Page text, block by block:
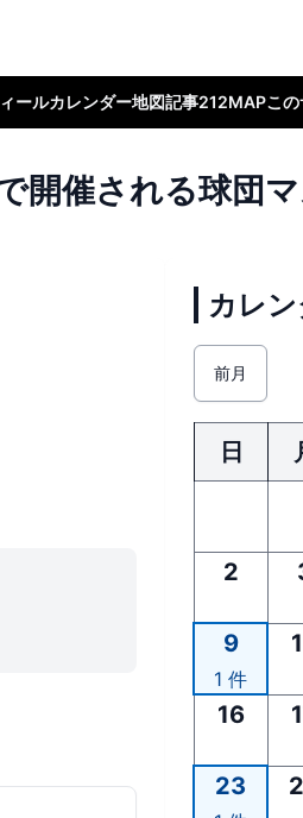
ールカレンダー地図記事212MAPこ
開催される球団
カレ
前月
日
2
9
1 件
16
23